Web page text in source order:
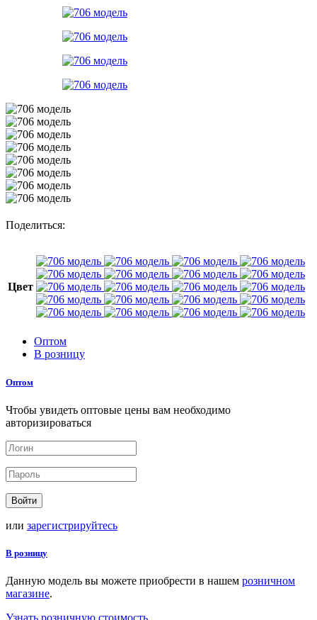
Поделиться:
Цвет
Оптом
В розницу
Оптом
Чтобы увидеть оптовые цены вам необходимо
авторизироваться
Войти
или зарегистрируйтесь
В розницу
Данную модель вы можете приобрести в нашем розничном
магазине.
Узнать розничную стоимость